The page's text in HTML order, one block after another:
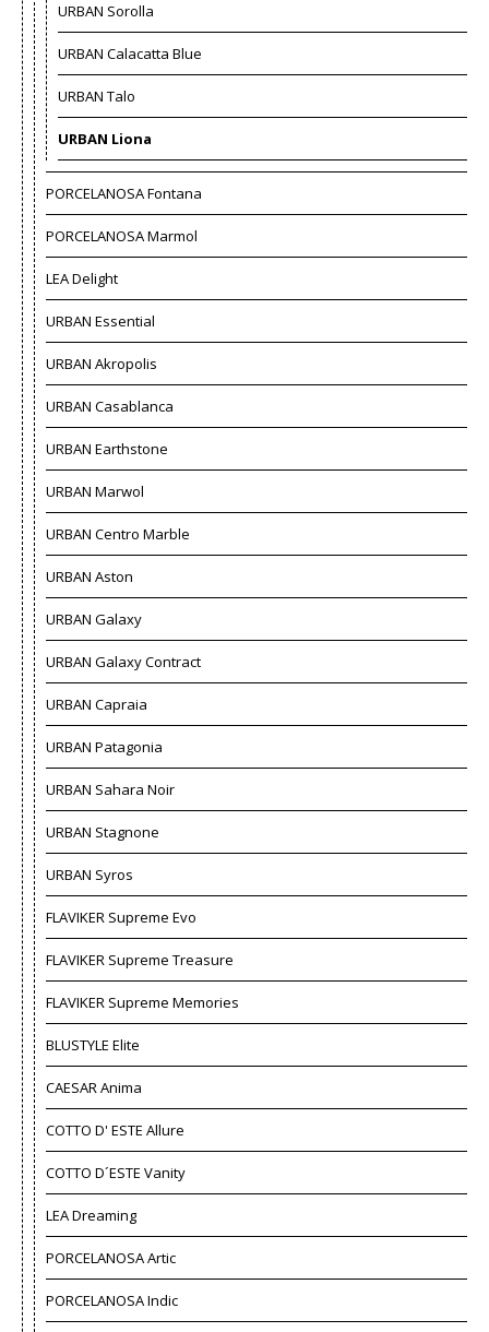
URBAN Sorolla
URBAN Calacatta Blue
URBAN Talo
URBAN Liona
PORCELANOSA Fontana
PORCELANOSA Marmol
LEA Delight
URBAN Essential
URBAN Akropolis
URBAN Casablanca
URBAN Earthstone
URBAN Marwol
URBAN Centro Marble
URBAN Aston
URBAN Galaxy
URBAN Galaxy Contract
URBAN Capraia
URBAN Patagonia
URBAN Sahara Noir
URBAN Stagnone
URBAN Syros
FLAVIKER Supreme Evo
FLAVIKER Supreme Treasure
FLAVIKER Supreme Memories
BLUSTYLE Elite
CAESAR Anima
COTTO D' ESTE Allure
COTTO D´ESTE Vanity
LEA Dreaming
PORCELANOSA Artic
PORCELANOSA Indic